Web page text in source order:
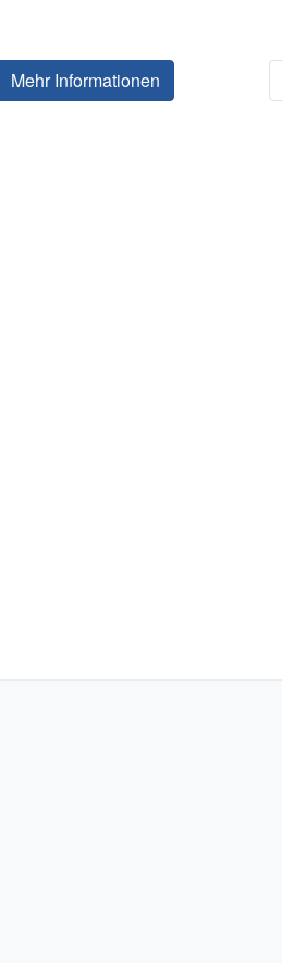
Mehr Informationen